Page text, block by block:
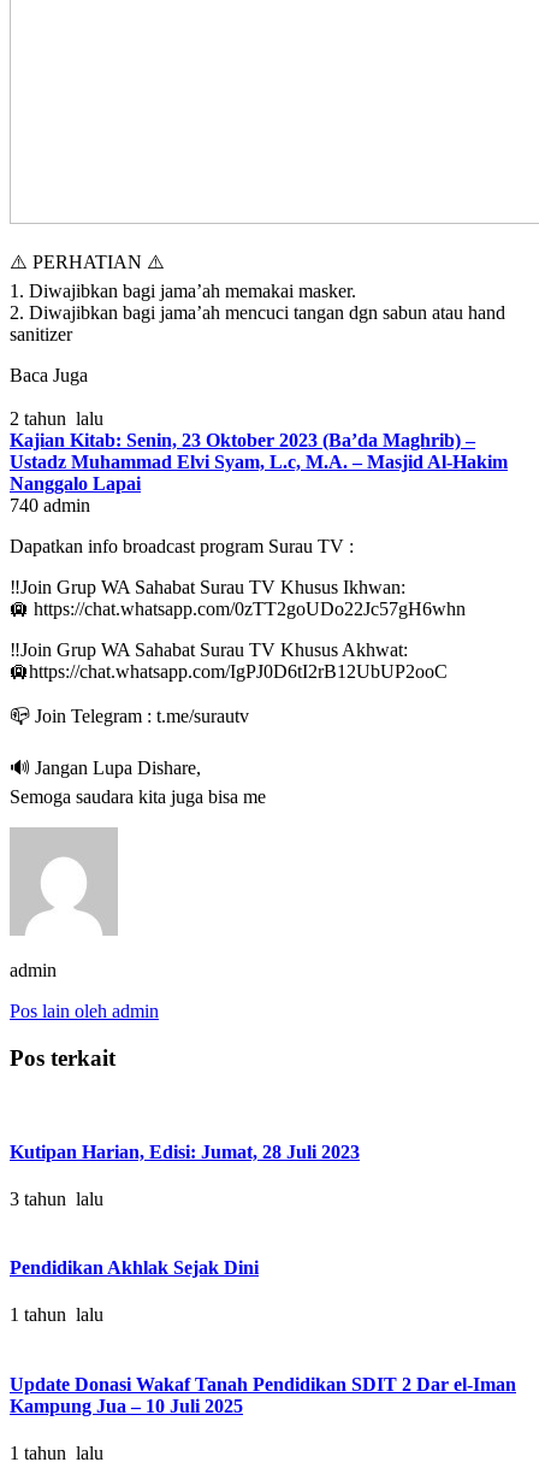
⚠️ PERHATIAN ⚠️
1. Diwajibkan bagi jama’ah memakai masker.
2. Diwajibkan bagi jama’ah mencuci tangan dgn sabun atau hand
sanitizer
Baca Juga
2 tahun lalu
Kajian Kitab: Senin, 23 Oktober 2023 (Ba’da Maghrib) –
Ustadz Muhammad Elvi Syam, L.c, M.A. – Masjid Al-Hakim
Nanggalo Lapai
740 admin
Dapatkan info broadcast program Surau TV :
‼️Join Grup WA Sahabat Surau TV Khusus Ikhwan:
🛄 https://chat.whatsapp.com/0zTT2goUDo22Jc57gH6whn
‼️Join Grup WA Sahabat Surau TV Khusus Akhwat:
🛄https://chat.whatsapp.com/IgPJ0D6tI2rB12UbUP2ooC
📪 Join Telegram : t.me/surautv
🔊 Jangan Lupa Dishare,
Semoga saudara kita juga bisa me
admin
Pos lain oleh admin
Pos terkait
Kutipan Harian, Edisi: Jumat, 28 Juli 2023
3 tahun lalu
Pendidikan Akhlak Sejak Dini
1 tahun lalu
Update Donasi Wakaf Tanah Pendidikan SDIT 2 Dar el-Iman
Kampung Jua – 10 Juli 2025
1 tahun lalu